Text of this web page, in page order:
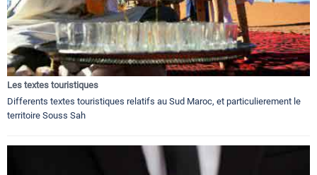
Les textes touristiques
Differents textes touristiques relatifs au Sud Maroc, et particulierement le
territoire Souss Sah